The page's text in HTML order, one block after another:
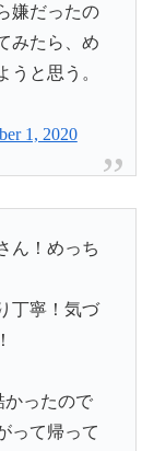
嫌だったの
みたら、め
うと思う。
1, 2020
ん！めっち
丁寧！気づ
かったので
って帰って